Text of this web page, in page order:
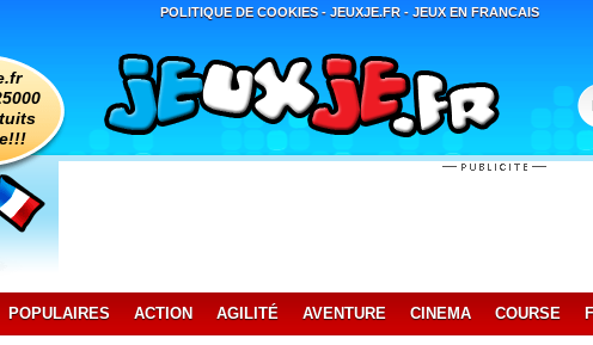
POLITIQUE DE COOKIES - JEUXJE.FR - JEUX EN FRANCAIS
POPULAIRES ACTION AGILITÉ AVENTURE CINEMA COURSE